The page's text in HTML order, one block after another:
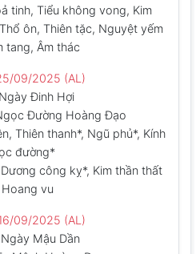
tinh, Tiểu không vong, Kim
ôn, Thiên tặc, Nguyệt yếm
tang, Âm thác
09/2025 (AL)
Đinh Hợi
Đường Hoàng Đạo
Thiên thanh*, Ngũ phủ*, Kính
đường*
công kỵ*, Kim thần thất
vu
09/2025 (AL)
Mậu Dần